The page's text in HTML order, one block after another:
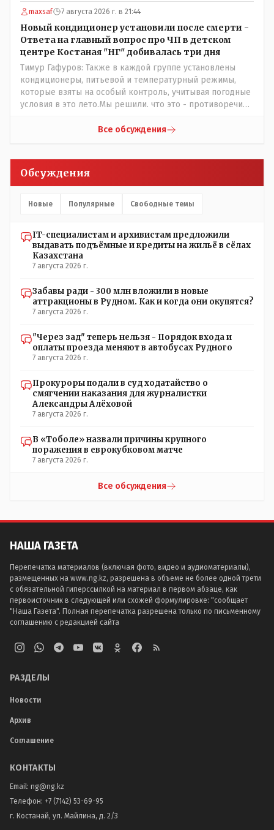
наверху , близко расположенные к гос.бюджету-
наверняка они знают что делают.
maxsaf 7 августа 2026 г. в 21:44
Новый кондиционер установили после смерти -
Ответа на главный вопрос про ЧП в детском
центре Костаная "НГ" добивалась три дня
Тимур Гафуров: Также в каждой группе установлены
кондиционеры, питьевой и температурный режимы,
которые взяты на особый контроль, учитывая погодные
условия в это лето.Мы решили. что это - противоречие.
комментарий прозвучал на следующий день после
температурный режим на контроль. То есть первая
часть - информация до трагедии, вторая часть -
исправлено.
Все обсуждения
Обсуждения
Новые Популярные Свободные темы
IT-специалистам и архивистам предложили
выдавать подъёмные и кредиты на жильё в сёлах
Казахстана
7 августа 2026 г.
Забавы ради - 300 млн вложили в новые
аттракционы в Рудном. Как и когда они окупятся?
7 августа 2026 г.
"Через зад" теперь нельзя - Порядок входа и
оплаты проезда меняют в автобусах Рудного
7 августа 2026 г.
Прокуроры подали в суд ходатайство о
смягчении наказания для журналистки
Александры Алёховой
7 августа 2026 г.
В «Тоболе» назвали причины крупного
поражения в еврокубковом матче
7 августа 2026 г.
Все обсуждения
НАША ГАЗЕТА
Перепечатка материалов (включая фото, видео и аудиоматериалы),
размещенных на www.ng.kz, разрешена в объеме не более одной трети
с обязательной гиперссылкой на материал в первом абзаце, как
первоисточник в следующей или схожей формулировке: "сообщает
"Наша Газета". Полная перепечатка разрешена только по письменному
соглашению с редакцией сайта
РАЗДЕЛЫ
Новости
Архив
Соглашение
КОНТАКТЫ
Email: ng@ng.kz
Телефон: +7 (7142) 53-69-95
г. Костанай, ул. Майлина, д. 2/3